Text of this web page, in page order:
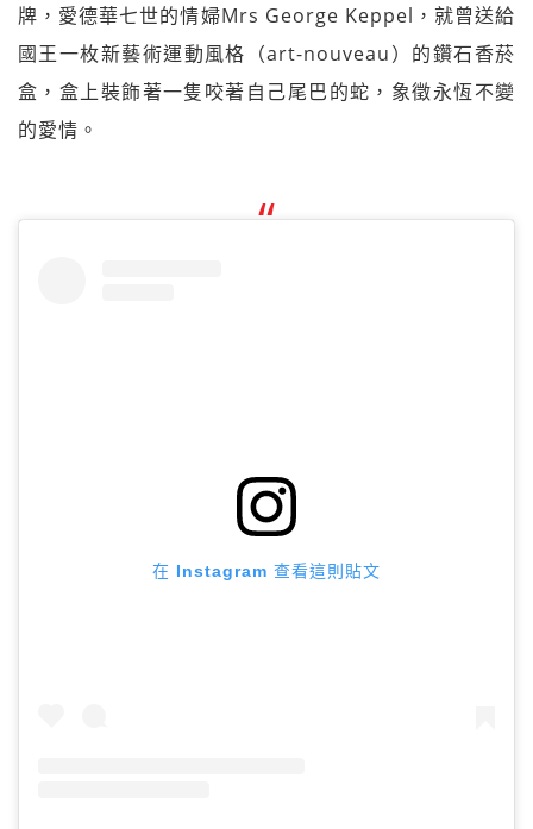
牌，愛德華七世的情婦Mrs George Keppel，就曾送給
國王一枚新藝術運動風格（art-nouveau）的鑽石香菸
盒，盒上裝飾著一隻咬著自己尾巴的蛇，象徵永恆不變
的愛情。
在 Instagram 查看這則貼文